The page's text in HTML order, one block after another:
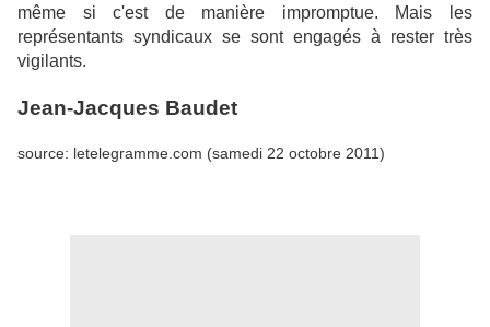
même si c'est de manière impromptue. Mais les
représentants syndicaux se sont engagés à rester très
vigilants.
Jean-Jacques Baudet
source: letelegramme.com (samedi 22 octobre 2011)